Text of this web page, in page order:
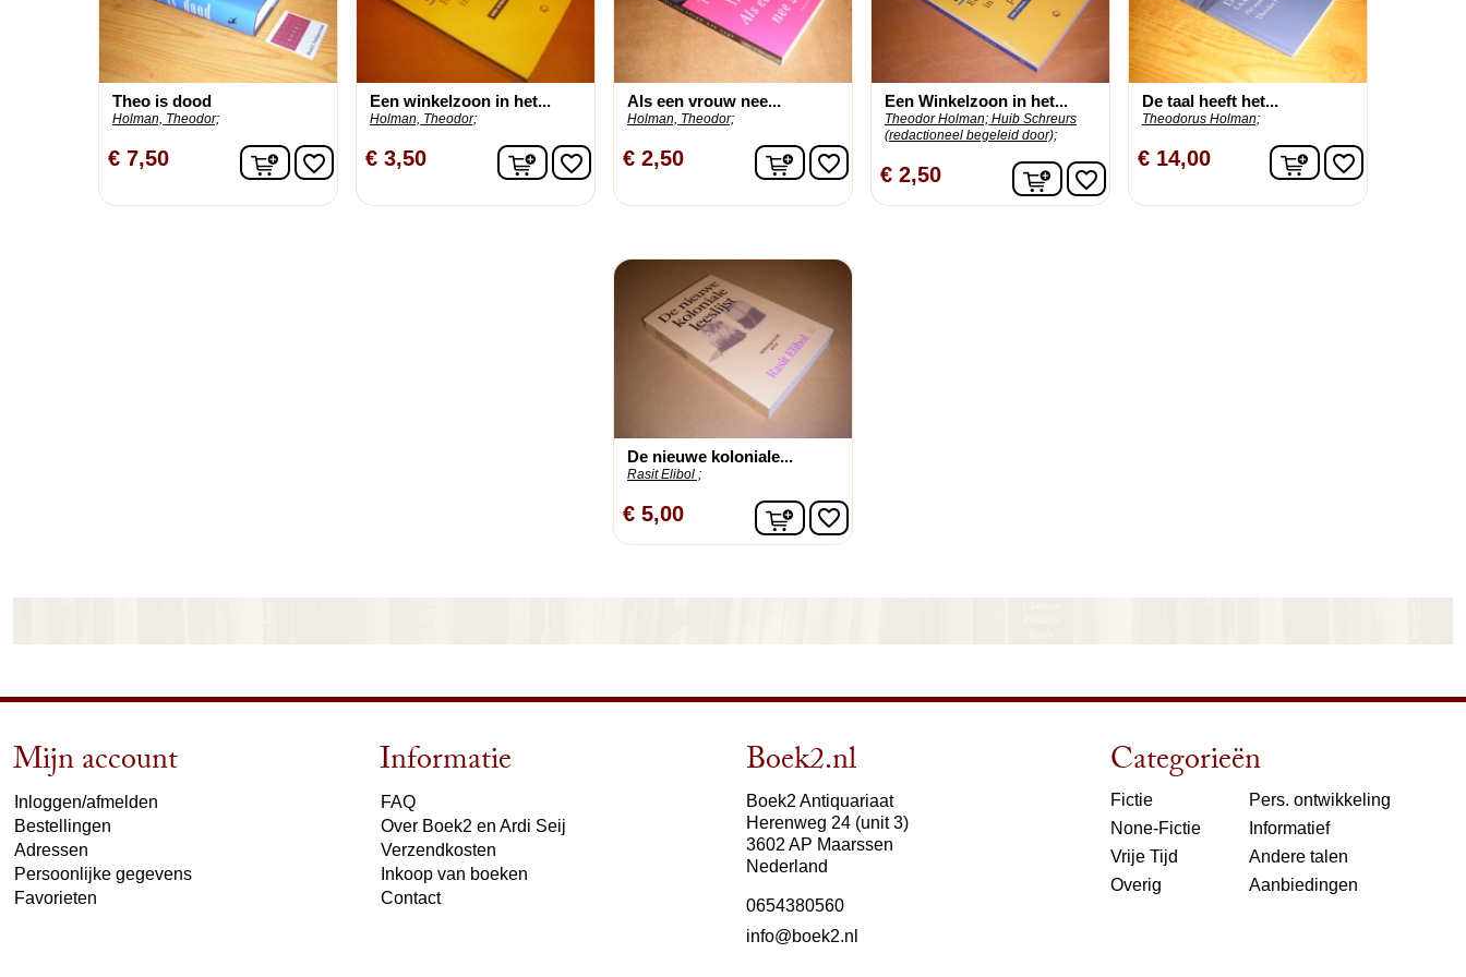
Theo is dood
Holman, Theodor;
€ 7,50 In winkelwagen
favorite_border
Een winkelzoon in het...
Holman, Theodor;
€ 3,50 In winkelwagen
favorite_border
Als een vrouw nee...
Holman, Theodor;
€ 2,50 In winkelwagen
favorite_border
Een Winkelzoon in het...
Theodor Holman; Huib Schreurs
(redactioneel begeleid door);
€ 2,50 In winkelwagen
favorite_border
De taal heeft het...
Theodorus Holman;
€ 14,00 In winkelwagen
favorite_border
De nieuwe koloniale...
Rasit Elibol ;
€ 5,00 In winkelwagen
favorite_border
Mijn account
Inloggen/afmelden
Bestellingen
Adressen
Persoonlijke gegevens
Favorieten
Informatie
FAQ
Over Boek2 en Ardi Seij
Verzendkosten
Inkoop van boeken
Contact
Boek2.nl
Boek2 Antiquariaat
Herenweg 24 (unit 3)
3602 AP Maarssen
Nederland
0654380560
info@boek2.nl
Categorieën
Fictie
None-Fictie
Vrije Tijd
Overig
Pers. ontwikkeling
Informatief
Andere talen
Aanbiedingen